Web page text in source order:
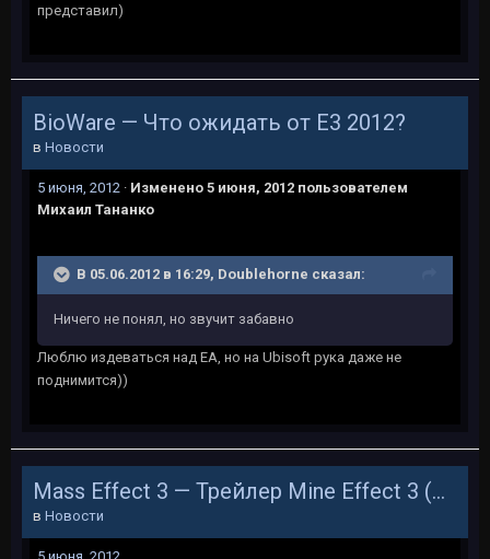
представил)
BioWare — Что ожидать от Е3 2012?
в Новости
5 июня, 2012 · Изменено 5 июня, 2012 пользователем
Михаил Тананко
В 05.06.2012 в 16:29, Doublehorne сказал:
Ничего не понял, но звучит забавно
Люблю издеваться над ЕА, но на Ubisoft рука даже не
поднимится))
Mass Effect 3 — Трейлер Mine Effect 3 (Юмор)
в Новости